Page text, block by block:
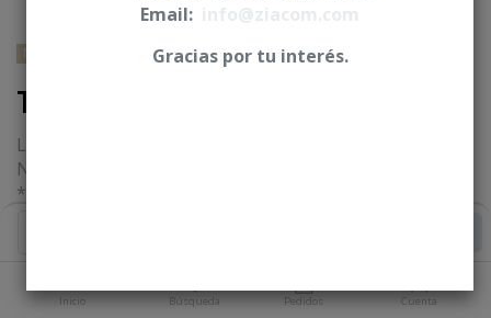
Inicio Búsqueda Pedidos Cuenta
NOBEL BIOCARE® - Nobel Replace® Select
Tornillo laboratorio - CRE
Longitud (L)
NP=7,80 mm ** RP-WP=8,45 mm
* Tornillo anodizado
PLATAFORMA
Email:
Gracias por tu interés.